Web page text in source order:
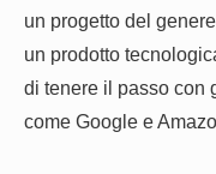
un progetto del
un prodotto
di tenere il passo con
come Google e